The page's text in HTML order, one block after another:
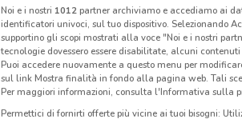
Noi e i nostri 1012partner archiviamo e accediamo ai
identificatori univoci, sul tuo dispositivo. Selezionando
supportino gli scopi mostrati alla voce "Noi e i nostri
tecnologie dovessero essere disabilitate, alcuni
Puoi accedere nuovamente a questo menu per
sul link Mostra finalità in fondo alla pagina web. Tali
Per maggiori informazioni, consulta l'Informativa sulla
Permettici di fornirti offerte più vicine ai tuoi bisogni: